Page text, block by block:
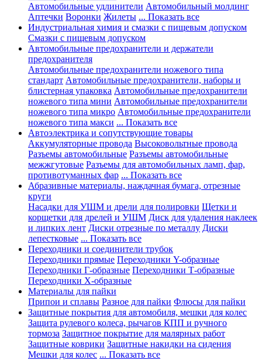
Автомобильные удлинители Автомобильный молдинг
Аптечки Воронки Жилеты ... Показать все
Индустриальная химия и смазки с пищевым допуском
Смазки с пищевым допуском
Автомобильные предохранители и держатели
предохранителя
Автомобильные предохранители ножевого типа
стандарт Автомобильные предохранители, наборы и
блистерная упаковка Автомобильные предохранители
ножевого типа мини Автомобильные предохранители
ножевого типа микро Автомобильные предохранители
ножевого типа макси ... Показать все
Автоэлектрика и сопутствующие товары
Аккумуляторные провода Высоковольтные провода
Разъемы автомобильные Разъемы автомобильные
межжгутовые Разъемы для автомобильных ламп, фар,
противотуманных фар ... Показать все
Абразивные материалы, наждачная бумага, отрезные
круги
Насадки для УШМ и дрели для полировки Щетки и
корщетки для дрелей и УШМ Диск для удаления наклеек
и липких лент Диски отрезные по металлу Диски
лепестковые ... Показать все
Переходники и соединители трубок
Переходники прямые Переходники Y-образные
Переходники Г-образные Переходники Т-образные
Переходники Х-образные
Материалы для пайки
Припои и сплавы Разное для пайки Флюсы для пайки
Защитные покрытия для автомобиля, мешки для колес
Защита рулевого колеса, рычагов КПП и ручного
тормоза Защитное покрытие для малярных работ
Защитные коврики Защитные накидки на сидения
Мешки для колес ... Показать все